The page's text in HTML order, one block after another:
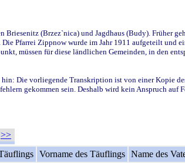
(Brzez`nica) und Jagdhaus (Budy). Früher
Pfarrei Zippnow wurde im Jahr 1911 aufgeteilt und
müssen für diese ländlichen Gemeinden, in den
Die vorliegende Transkription ist von einer Kopie
gekommen sein. Deshalb wird kein Anspruch auf
>>
Vorname des Täuflings Name des